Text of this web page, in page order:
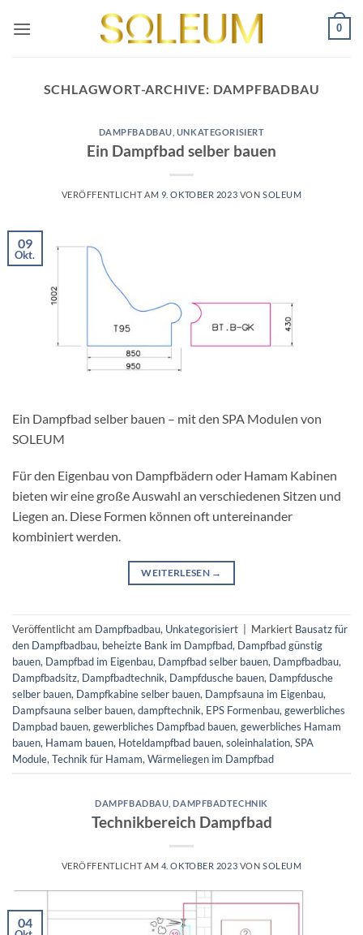
Inhalt
0
SCHLAGWORT-ARCHIVE: DAMPFBADBAU
DAMPFBADBAU UNKATEGORISIERT
Ein Dampfbad selber bauen
VERÖFFENTLICHT AM 9. OKTOBER 2023 VON SOLEUM
09
Okt.
Ein Dampfbad selber bauen – mit den SPA Modulen von
SOLEUM
Für den Eigenbau von Dampfbädern oder Hamam Kabinen
bieten wir eine große Auswahl an verschiedenen Sitzen und
Liegen an. Diese Formen können oft untereinander
kombiniert werden.
WEITERLESEN →
Veröffentlicht am Dampfbadbau, Unkategorisiert Markiert Bausatz für
den Dampfbadbau, beheizte Bank im Dampfbad, Dampfbad günstig
bauen, Dampfbad im Eigenbau, Dampfbad selber bauen, Dampfbadbau,
Dampfbadsitz, Dampfbadtechnik, Dampfdusche bauen, Dampfdusche
selber bauen, Dampfkabine selber bauen, Dampfsauna im Eigenbau,
Dampfsauna selber bauen, dampftechnik, EPS Formenbau, gewerbliches
Dampbad bauen, gewerbliches Dampfbad bauen, gewerbliches Hamam
bauen, Hamam bauen, Hoteldampfbad bauen, soleinhalation, SPA
Module, Technik für Hamam, Wärmeliegen im Dampfbad
DAMPFBADBAU ,DAMPFBADTECHNIK
Technikbereich Dampfbad
VERÖFFENTLICHT AM 4. OKTOBER 2023 VON SOLEUM
04